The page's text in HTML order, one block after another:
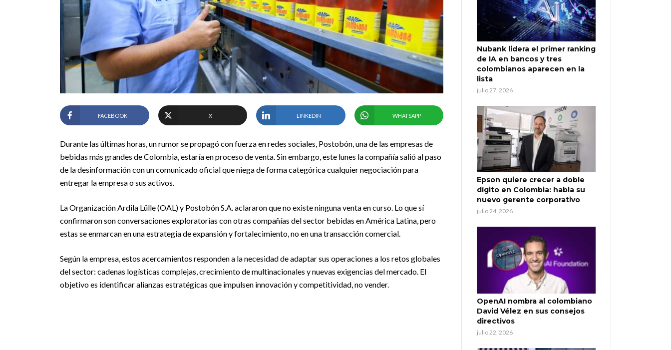
FACEBOOK X LINKEDIN WHATSAPP
Durante las últimas horas, un rumor se propagó con fuerza en redes sociales, Postobón, una de las empresas de
bebidas más grandes de Colombia, estaría en proceso de venta. Sin embargo, este lunes la compañía salió al paso
de la desinformación con un comunicado oficial que niega de forma categórica cualquier negociación para
entregar la empresa o sus activos.
La Organización Ardila Lülle (OAL) y Postobón S.A. aclararon que no existe ninguna venta en curso. Lo que sí
confirmaron son conversaciones exploratorias con otras compañías del sector bebidas en América Latina, pero
estas se enmarcan en una estrategia de expansión y fortalecimiento, no en una transacción comercial.
Según la empresa, estos acercamientos responden a la necesidad de adaptar sus operaciones a los retos globales
del sector: cadenas logísticas complejas, crecimiento de multinacionales y nuevas exigencias del mercado. El
objetivo es identificar alianzas estratégicas que impulsen innovación y competitividad, no vender.
Nubank lidera el primer ranking
de IA en bancos y tres
colombianos aparecen en la
lista
julio 27, 2026
Epson quiere crecer a doble
dígito en Colombia: habla su
nuevo gerente corporativo
julio 24, 2026
OpenAI nombra al colombiano
David Vélez en sus consejos
directivos
julio 22, 2026